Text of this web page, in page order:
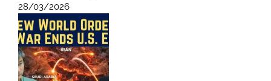
28/03/2026